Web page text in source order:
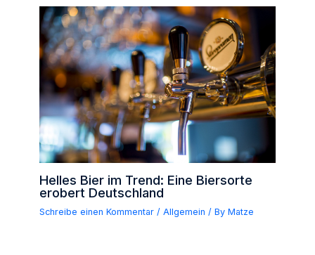
Helles Bier im Trend: Eine Biersorte
erobert Deutschland
Schreibe einen Kommentar /Allgemein / ByMatze